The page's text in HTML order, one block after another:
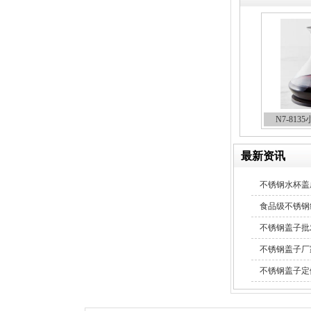
N7-8135
最新资讯
不锈钢水杯
食品级不锈
不锈钢盖子
不锈钢盖子
不锈钢盖子